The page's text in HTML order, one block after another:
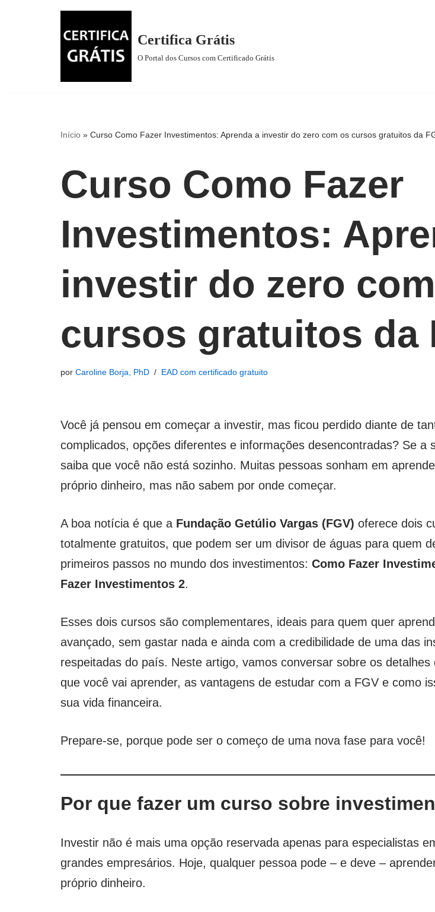
Certifica Grátis
O Portal dos Cursos com Certificado Grátis
Início » Curso Como Fazer Investimentos: Aprenda a investir do zero com os cursos gratuitos da
Curso Como Fazer
Investimentos:
investir do zero
cursos gratuitos da
por Caroline Borja, PhD EAD com certificado gratuito
Você já pensou em começar a investir, mas ficou perdido diante de
complicados, opções diferentes e informações desencontradas? Se a
saiba que você não está sozinho. Muitas pessoas sonham em
próprio dinheiro, mas não sabem por onde começar.
A boa notícia é que a Fundação Getúlio Vargas (FGV) oferece dois
totalmente gratuitos, que podem ser um divisor de águas para quem
primeiros passos no mundo dos investimentos: Como Fazer
Fazer Investimentos 2.
Esses dois cursos são complementares, ideais para quem quer
avançado, sem gastar nada e ainda com a credibilidade de uma das
respeitadas do país. Neste artigo, vamos conversar sobre os detalhes
que você vai aprender, as vantagens de estudar com a FGV e como
sua vida financeira.
Prepare-se, porque pode ser o começo de uma nova fase para você!
Por que fazer um curso sobre
Investir não é mais uma opção reservada apenas para especialistas
grandes empresários. Hoje, qualquer pessoa pode – e deve –
próprio dinheiro.